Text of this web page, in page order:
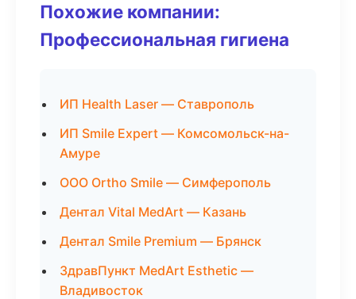
Похожие компании:
Профессиональная гигиена
ИП Health Laser — Ставрополь
ИП Smile Expert — Комсомольск-на-
Амуре
ООО Ortho Smile — Симферополь
Дентал Vital MedArt — Казань
Дентал Smile Premium — Брянск
ЗдравПункт MedArt Esthetic —
Владивосток